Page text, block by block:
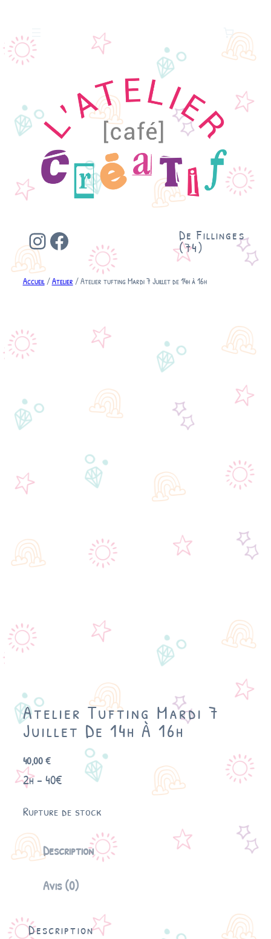
Instagram Facebook De Fillinges
(74)
Accueil /Atelier / Atelier tufting Mardi 7 Juillet de 14h à 16h
Atelier Tufting Mardi 7
Juillet De 14h À 16h
40,00€
2h – 40€
Rupture de stock
Description
Avis (0)
Description